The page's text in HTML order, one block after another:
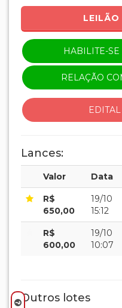
LEILÃO
HABILITE-
RELAÇÃO
Lances:
Valor Data
R$
650,00
19/10
15:12
R$
600,00
19/10
10:07
Outros lotes